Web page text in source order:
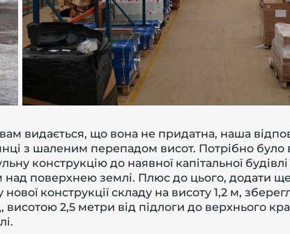
видається, що вона не придатна, наша
з шаленим перепадом висот. Потрібно
конструкцію до наявної капітальної
над поверхнею землі. Плюс до цього, додати
конструкції складу на висоту 1,2 м,
2,5 метри від підлоги до верхнього